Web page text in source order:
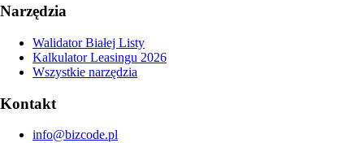
Narzędzia
Walidator Białej Listy
Kalkulator Leasingu 2026
Wszystkie narzędzia
Kontakt
info@bizcode.pl